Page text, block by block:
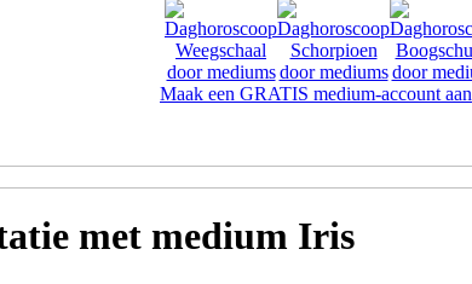
Maak een GRATIS medium-account aan
met medium Iris